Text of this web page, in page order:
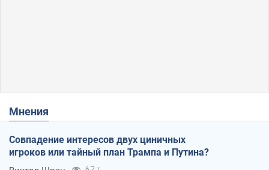
Мнения
Совпадение интересов двух циничных
игроков или тайный план Трампа и Путина?